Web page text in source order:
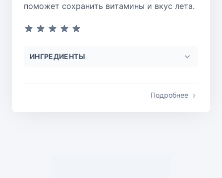
поможет сохранить витамины и вкус лета.
ИНГРЕДИЕНТЫ
Подробнее